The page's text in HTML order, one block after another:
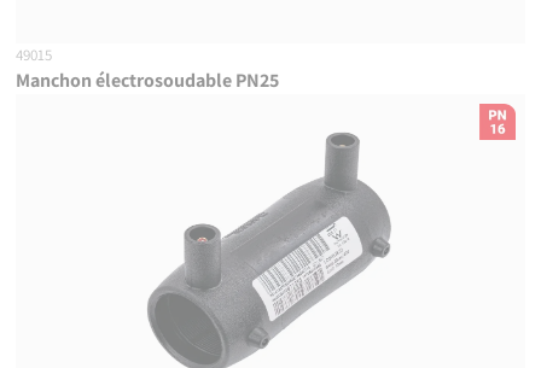
49015
Manchon électrosoudable PN25